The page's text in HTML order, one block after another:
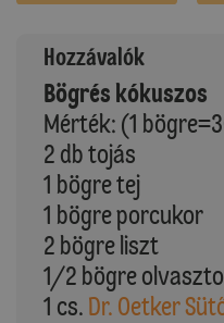
Hozzávalók
Bögrés kókuszos
Mérték: (1
2 db tojás
1 bögre tej
1 bögre porcukor
2 bögre liszt
1/2 bögre
1 cs. Dr. Oetker